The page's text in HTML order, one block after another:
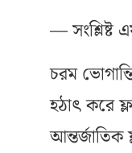
— সংশ্লিষ্ট
চরম
হঠাৎ করে
আন্তর্জাতিক